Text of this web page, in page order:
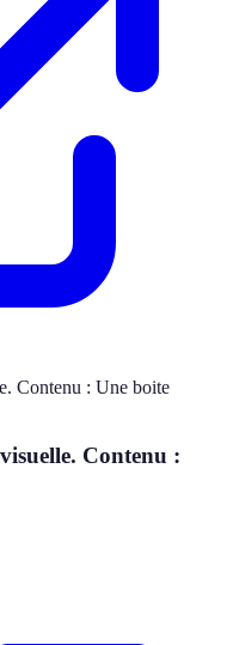
Contenu :